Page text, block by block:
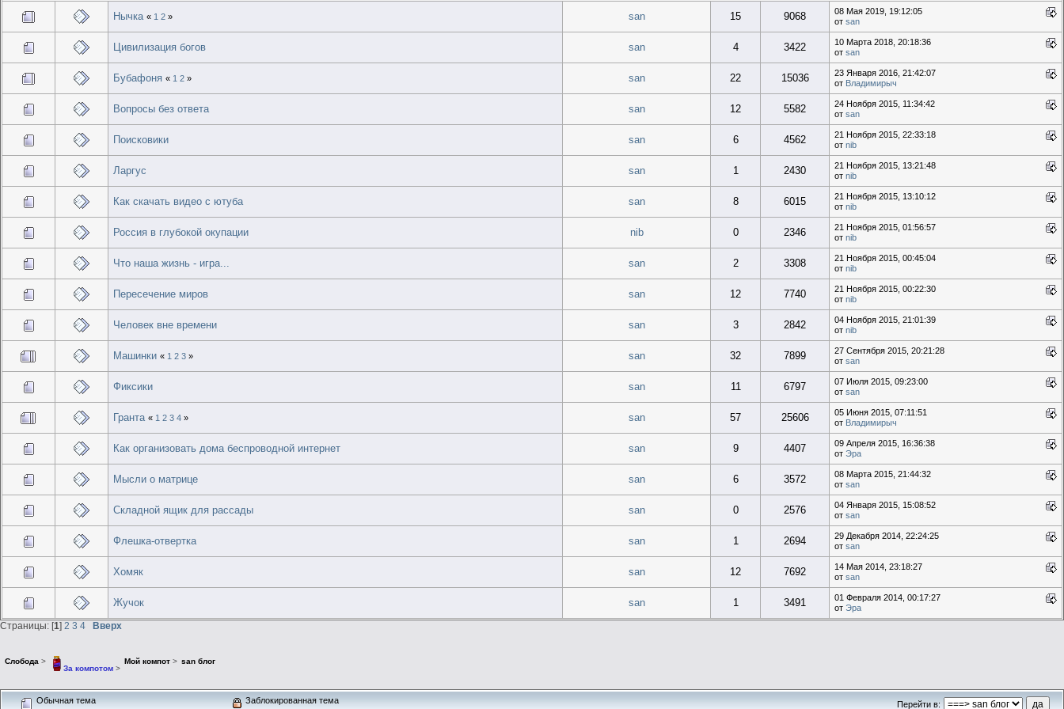
Нычка « 1 2 » san 15 9068
08 Мая 2019, 19:12:05
отsan
Цивилизация богов san 4 3422
10 Марта 2018, 20:18:36
отsan
Бубафоня « 1 2 » san 22 15036
23 Января 2016, 21:42:07
от Владимирыч
Вопросы без ответа san 12 5582
24 Ноября 2015, 11:34:42
отsan
Поисковики san 6 4562
21 Ноября 2015, 22:33:18
отnib
Ларгус san 1 2430
21 Ноября 2015, 13:21:48
отnib
Как скачать видео с ютуба san 8 6015
21 Ноября 2015, 13:10:12
отnib
Россия в глубокой окупации nib 0 2346
21 Ноября 2015, 01:56:57
отnib
Что наша жизнь - игра... san 2 3308
21 Ноября 2015, 00:45:04
отnib
Пересечение миров san 12 7740
21 Ноября 2015, 00:22:30
отnib
Человек вне времени san 3 2842
04 Ноября 2015, 21:01:39
отnib
Машинки « 1 2 3 » san 32 7899
27 Сентября 2015, 20:21:28
отsan
Фиксики san 11 6797
07 Июля 2015, 09:23:00
отsan
Гранта « 1 2 3 4 » san 57 25606
05 Июня 2015, 07:11:51
от Владимирыч
Как организовать дома беспроводной интернет san 9 4407
09 Апреля 2015, 16:36:38
отЭра
Мысли о матрице san 6 3572
08 Марта 2015, 21:44:32
отsan
Складной ящик для рассады san 0 2576
04 Января 2015, 15:08:52
отsan
Флешка-отвертка san 1 2694
29 Декабря 2014, 22:24:25
отsan
Хомяк san 12 7692
14 Мая 2014, 23:18:27
отsan
Жучок san 1 3491
01 Февраля 2014, 00:17:27
отЭра
Страницы: [1] 2 3 4 Вверх
Слобода >
За компотом>
Мой компот> san блог
Перейти в:
Обычная тема Заблокированная тема